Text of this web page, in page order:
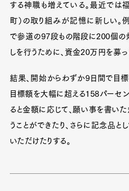
する神職も増えている。最近では
町）の取り組みが記憶に新しい。
で参道の97段もの階段に200個の
しを行うために、資金20万円を募っ
結果、開始からわずか9日間で目
目標額を大幅に超える158パーセ
ると金額に応じて、願い事を書い
うことができたり、さらに記念品と
いただけたりする。